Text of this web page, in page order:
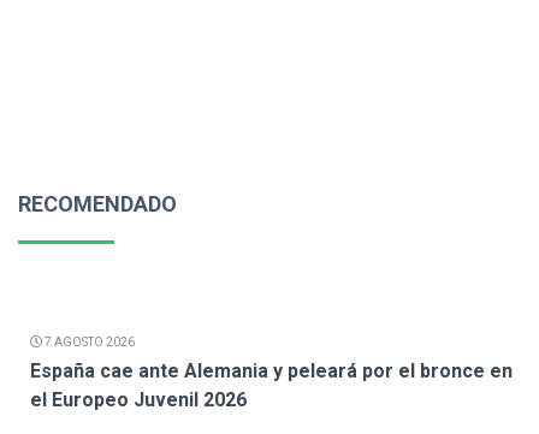
RECOMENDADO
7 AGOSTO 2026
España cae ante Alemania y peleará por el bronce en
el Europeo Juvenil 2026